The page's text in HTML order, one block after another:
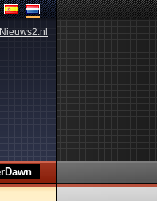
Nieuws2.nl